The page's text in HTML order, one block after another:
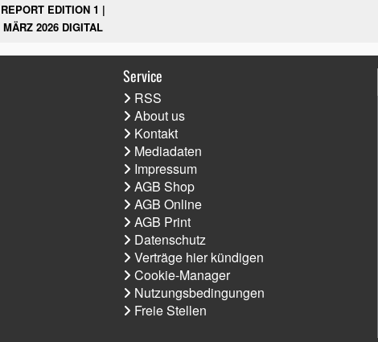
REPORT EDITION 1 |
MÄRZ 2026 DIGITAL
Service
RSS
About us
Kontakt
Mediadaten
Impressum
AGB Shop
AGB Online
AGB Print
Datenschutz
Verträge hier kündigen
Cookie-Manager
Nutzungsbedingungen
Freie Stellen